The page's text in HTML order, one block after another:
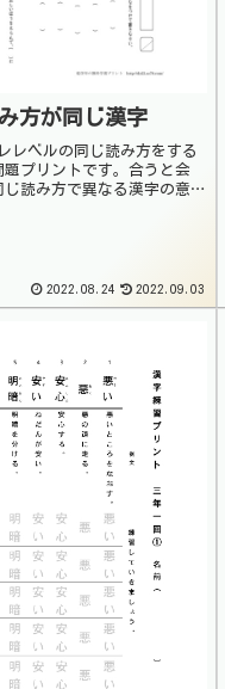
方が同じ漢字
レベルの同じ読み方をする
題プリントです。合うと会
読み方で異なる漢字の意味
2022.08.24 2022.09.03